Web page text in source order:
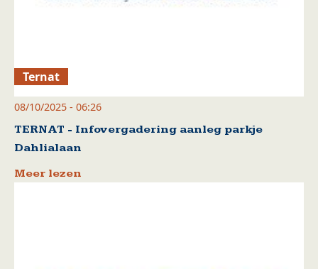
Ternat
08/10/2025 - 06:26
TERNAT - Infovergadering aanleg parkje
Dahlialaan
Meer lezen